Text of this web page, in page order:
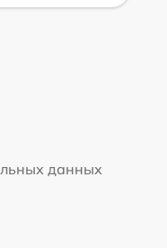
данных